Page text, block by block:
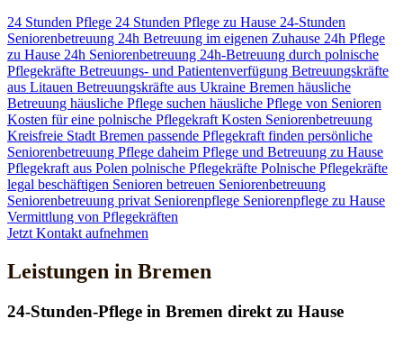
24 Stunden Pflege 24 Stunden Pflege zu Hause 24-Stunden
Seniorenbetreuung 24h Betreuung im eigenen Zuhause 24h Pflege
zu Hause 24h Seniorenbetreuung 24h-Betreuung durch polnische
Pflegekräfte Betreuungs- und Patientenverfügung Betreuungskräfte
aus Litauen Betreuungskräfte aus Ukraine Bremen häusliche
Betreuung häusliche Pflege suchen häusliche Pflege von Senioren
Kosten für eine polnische Pflegekraft Kosten Seniorenbetreuung
Kreisfreie Stadt Bremen passende Pflegekraft finden persönliche
Seniorenbetreuung Pflege daheim Pflege und Betreuung zu Hause
Pflegekraft aus Polen polnische Pflegekräfte Polnische Pflegekräfte
legal beschäftigen Senioren betreuen Seniorenbetreuung
Seniorenbetreuung privat Seniorenpflege Seniorenpflege zu Hause
Vermittlung von Pflegekräften
Jetzt Kontakt aufnehmen
Leistungen in Bremen
24-Stunden-Pflege in Bremen direkt zu Hause